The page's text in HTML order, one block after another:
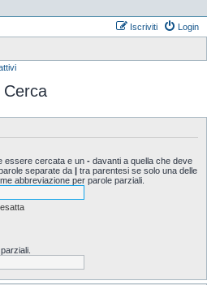
Login
Iscriviti
Cerca
essere cercata e un - davanti a quella che deve
separate da | tra parentesi se solo una delle
abbreviazione per parole parziali.